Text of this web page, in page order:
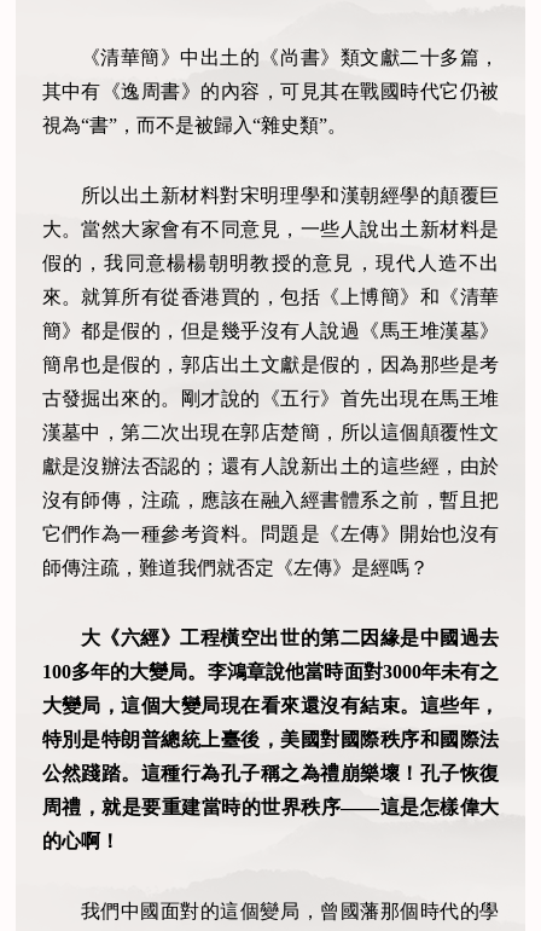
《清華簡》中出土的《尚書》類文獻二十多篇，
其中有《逸周書》的內容，可見其在戰國時代它仍被
視為“書”，而不是被歸入“雜史類”。
所以出土新材料對宋明理學和漢朝經學的顛覆巨
大。當然大家會有不同意見，一些人說出土新材料是
假的，我同意楊楊朝明教授的意見，現代人造不出
來。就算所有從香港買的，包括《上博簡》和《清華
簡》都是假的，但是幾乎沒有人說過《馬王堆漢墓》
簡帛也是假的，郭店出土文獻是假的，因為那些是考
古發掘出來的。剛才說的《五行》首先出現在馬王堆
漢墓中，第二次出現在郭店楚簡，所以這個顛覆性文
獻是沒辦法否認的；還有人說新出土的這些經，由於
沒有師傳，注疏，應該在融入經書體系之前，暫且把
它們作為一種參考資料。問題是《左傳》開始也沒有
師傳注疏，難道我們就否定《左傳》是經嗎？
大《六經》工程橫空出世的第二因緣是中國過去
100多年的大變局。李鴻章說他當時面對3000年未有之
大變局，這個大變局現在看來還沒有結束。這些年，
特別是特朗普總統上臺後，美國對國際秩序和國際法
公然踐踏。這種行為孔子稱之為禮崩樂壞！孔子恢復
周禮，就是要重建當時的世界秩序——這是怎樣偉大
的心啊！
我們中國面對的這個變局，曾國藩那個時代的學